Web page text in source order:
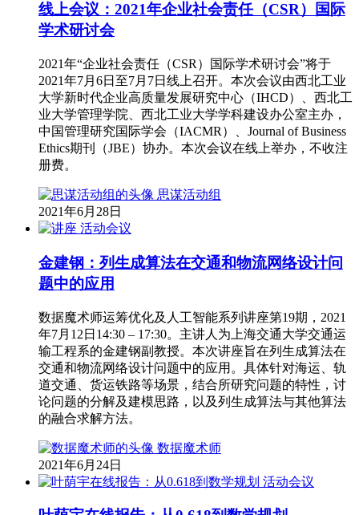
线上会议：2021年企业社会责任（CSR）国际
学术研讨会
2021年“企业社会责任（CSR）国际学术研讨会”将于
2021年7月6日至7月7日线上召开。本次会议由西北工业
大学新时代企业高质量发展研究中心（IHCD）、西北工
业大学管理学院、西北工业大学学科建设办公室主办，
中国管理研究国际学会（IACMR）、Journal of Business
Ethics期刊（JBE）协办。本次会议在线上举办，不收注
册费。
思谋活动组
2021年6月28日
活动会议
金建钢：列生成算法在交通和物流网络设计问
题中的应用
数据魔术师运筹优化及人工智能系列讲座第19期，2021
年7月12日14:30 – 17:30。主讲人为上海交通大学交通运
输工程系的金建钢副教授。本次讲座旨在列生成算法在
交通和物流网络设计问题中的应用。具体针对海运、轨
道交通、货运铁路等场景，结合所研究问题的特性，讨
论问题的分解及建模思路，以及列生成算法与其他算法
的融合求解方法。
数据魔术师
2021年6月24日
活动会议